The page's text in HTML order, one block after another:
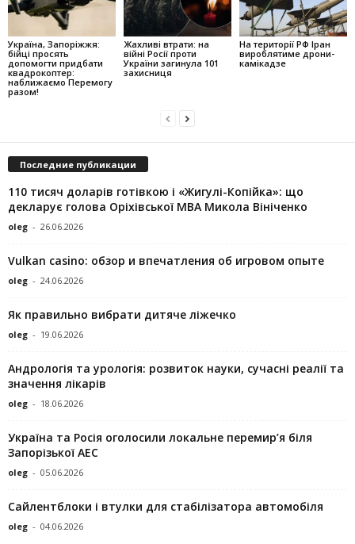
Україна, Запоріжжя:
бійці просять
допомогти придбати
квадрокоптер:
наближаємо Перемогу
разом!
Жахливі втрати: на
війні Росії проти
України загинула 101
захисниця
На території РФ Іран
вироблятиме дрони-
камікадзе
Последние публикации
110 тисяч доларів готівкою і «Жигулі-Копійка»: що
декларує голова Оріхівської МВА Микола Вініченко
oleg - 26.06.2026
Vulkan casino: обзор и впечатления об игровом опыте
oleg - 24.06.2026
Як правильно вибрати дитяче ліжечко
oleg - 19.06.2026
Андрологія та урологія: розвиток науки, сучасні реалії та
значення лікарів
oleg - 18.06.2026
Україна та Росія оголосили локальне перемир’я біля
Запорізької АЕС
oleg - 05.06.2026
Сайлентблоки і втулки для стабілізатора автомобіля
oleg - 04.06.2026